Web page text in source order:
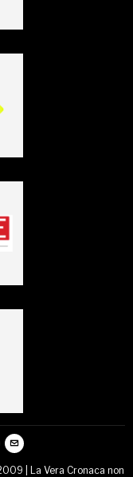
| La Vera Cronaca non